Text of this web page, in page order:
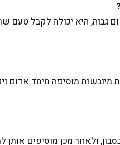
היא יכולה לקבל טעם
מוסיפה מימד אדום